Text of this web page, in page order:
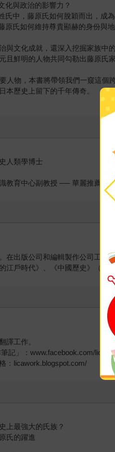
化與政治的影響力？
氏中，藤原氏如何脫穎而出，成
原氏如何維持尊貴顯赫的身份與地
與文化成就，還深入挖掘家族中
且鮮明的人物共同勾勒出藤原氏家
人物，本書將帶領我們一窺這個
本歷史上留下的千年傳奇。
人類學博士
教育中心副教授 ── 華麗推薦
在出版公司和編輯製作公司工
江戶時代》、《中國歷史》（朝
譯工作。
記」：www.facebook.com/
：licawork.blogspot.com/
上最強大的氏族？
氏的躍進